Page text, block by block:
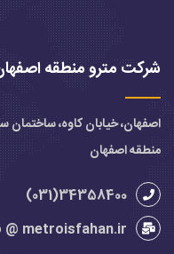
شرکت مترو منطقه
اصفهان، خیابان کاوه،
منطقه اصفهان
34358400(031)
@ metroisfahan.ir